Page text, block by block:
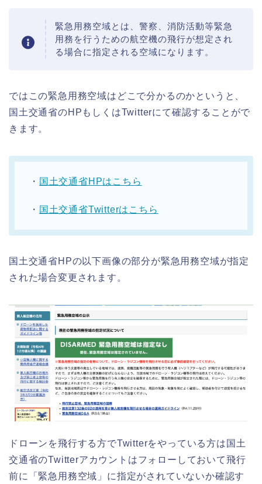
緊急用務空域とは、警察、消防活動等緊急
用務を行うための航空機の飛行が想定され
る場合に指定される空域になります。
ではこの緊急用務空域はどこで分かるのかというと、
国土交通省のHPもしくはTwitterにて確認することがで
きます。
・ 国土交通省HPはこちら
・ 国土交通省Twitterはこちら
国土交通省HPの以下画像の部分が緊急用務空域が指定
された場合変更されます。
ドローンを飛行する方でTwitterをやっている方は国土
交通省のTwitterアカウントはフォローしておいて飛行
前に「緊急用務空域」に指定がされていないか確認す